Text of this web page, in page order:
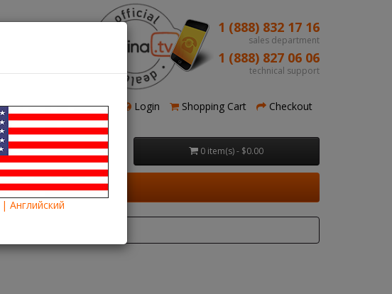
1 (888) 832 17 16
sales department
1 (888) 827 06 06
technical support
Contact us Register Login Shopping Cart Checkout
0 item(s) - $0.00
| Английский